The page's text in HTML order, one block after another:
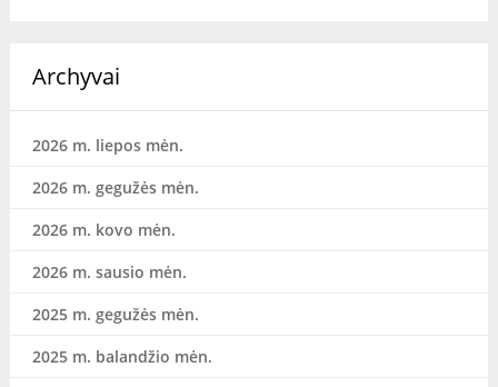
Archyvai
2026 m. liepos mėn.
2026 m. gegužės mėn.
2026 m. kovo mėn.
2026 m. sausio mėn.
2025 m. gegužės mėn.
2025 m. balandžio mėn.